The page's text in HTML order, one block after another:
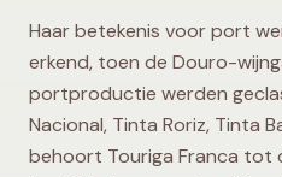
Haar betekenis voor port
erkend, toen de Douro-
portproductie werden
Nacional, Tinta Roriz, Tinta
behoort Touriga Franca tot